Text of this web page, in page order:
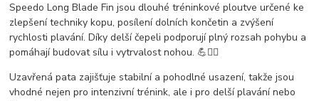
Speedo Long Blade Fin jsou dlouhé tréninkové ploutve určené ke
zlepšení techniky kopu, posílení dolních končetin a zvýšení
rychlosti plavání. Díky delší čepeli podporují plný rozsah pohybu a
pomáhají budovat sílu i vytrvalost nohou. 💪🏊‍♂️
Uzavřená pata zajišťuje stabilní a pohodlné usazení, takže jsou
vhodné nejen pro intenzivní trénink, ale i pro delší plavání nebo